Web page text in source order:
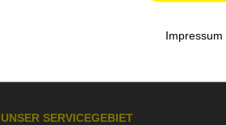
UNSER SERVICEGEBIET
Impressum